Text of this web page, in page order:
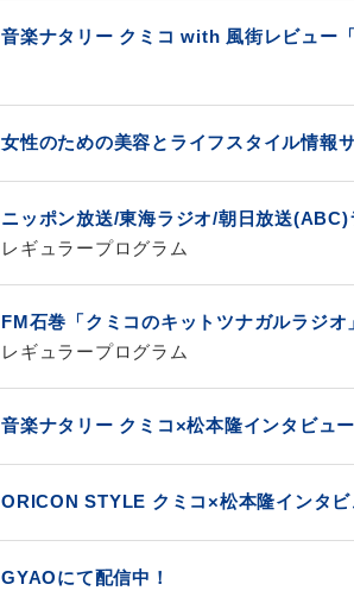
音楽ナタリー クミコ with 風街レビュー
女性のための美容とライフスタイル情報
ニッポン放送/東海ラジオ/朝日放送
レギュラープログラム
FM石巻「クミコのキットツナガルラジ
レギュラープログラム
音楽ナタリー クミコ×松本隆インタビュー
ORICON STYLE クミコ×松本隆インタビ
GYAOにて配信中！